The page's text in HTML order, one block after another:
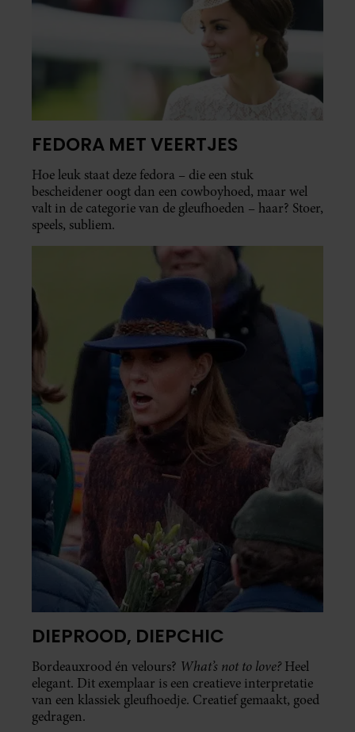
FEDORA MET VEERTJES
Hoe leuk staat deze fedora – die een stuk
bescheidener oogt dan een cowboyhoed, maar wel
valt in de categorie van de gleufhoeden – haar? Stoer,
speels, subliem.
DIEPROOD, DIEPCHIC
Bordeauxrood én velours? What’s not to love?Heel
elegant. Dit exemplaar is een creatieve interpretatie
van een klassiek gleufhoedje. Creatief gemaakt, goed
gedragen.